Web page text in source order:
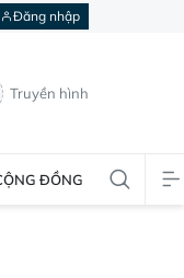
Đăng nhập
Truyền hình
ĐỒNG